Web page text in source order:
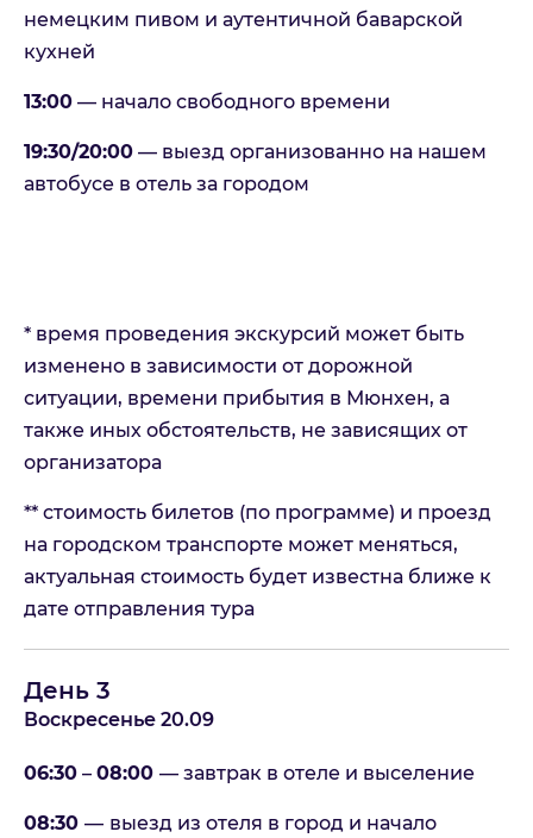
немецким пивом и аутентичной баварской
кухней
13:00 — начало свободного времени
19:30/20:00 — выезд организованно на нашем
автобусе в отель за городом
* время проведения экскурсий может быть
изменено в зависимости от дорожной
ситуации, времени прибытия в Мюнхен, а
также иных обстоятельств, не зависящих от
организатора
** стоимость билетов (по программе) и проезд
на городском транспорте может меняться,
актуальная стоимость будет известна ближе к
дате отправления тура
День 3
Воскресенье 20.09
06:30 – 08:00 — завтрак в отеле и выселение
08:30 — выезд из отеля в город и начало
Народный фестиваль пива в
Мюнхене (открытие)
Пожалуйста, заполните форму и наш менеджер с
Вами свяжется
На связи Пн. - Пт. | 10:00 - 18:00, выходные и
Имя